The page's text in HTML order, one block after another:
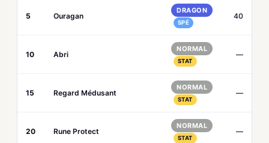
5 Ouragan
DRAGON
SPÉ
40
10 Abri
NORMAL
STAT
—
15 Regard Médusant
NORMAL
STAT
—
20 Rune Protect
NORMAL
STAT
—